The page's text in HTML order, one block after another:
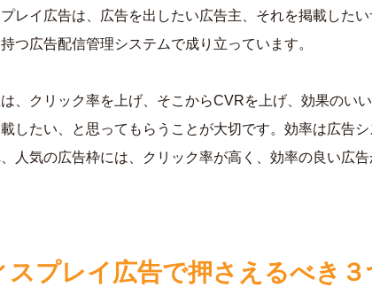
レイ広告は、広告を出したい広告主、それを掲載した
つ広告配信管理システムで成り立っています。
、クリック率を上げ、そこからCVRを上げ、効果のい
したい、と思ってもらうことが大切です。効率は広告
人気の広告枠には、クリック率が高く、効率の良い広
スプレイ広告で押さえるべき